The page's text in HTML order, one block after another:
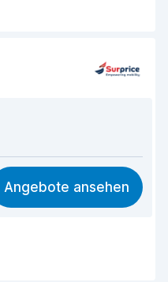
8,3
9,4
Angebote ansehen